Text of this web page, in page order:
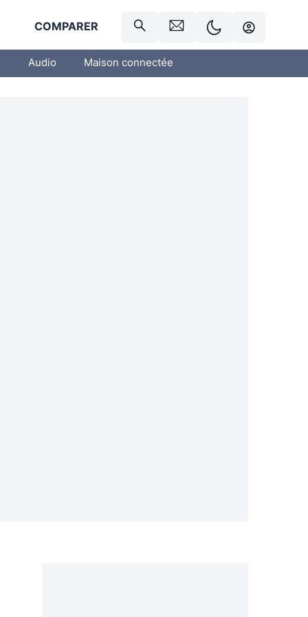
COMPARER
Audio Maison connectée